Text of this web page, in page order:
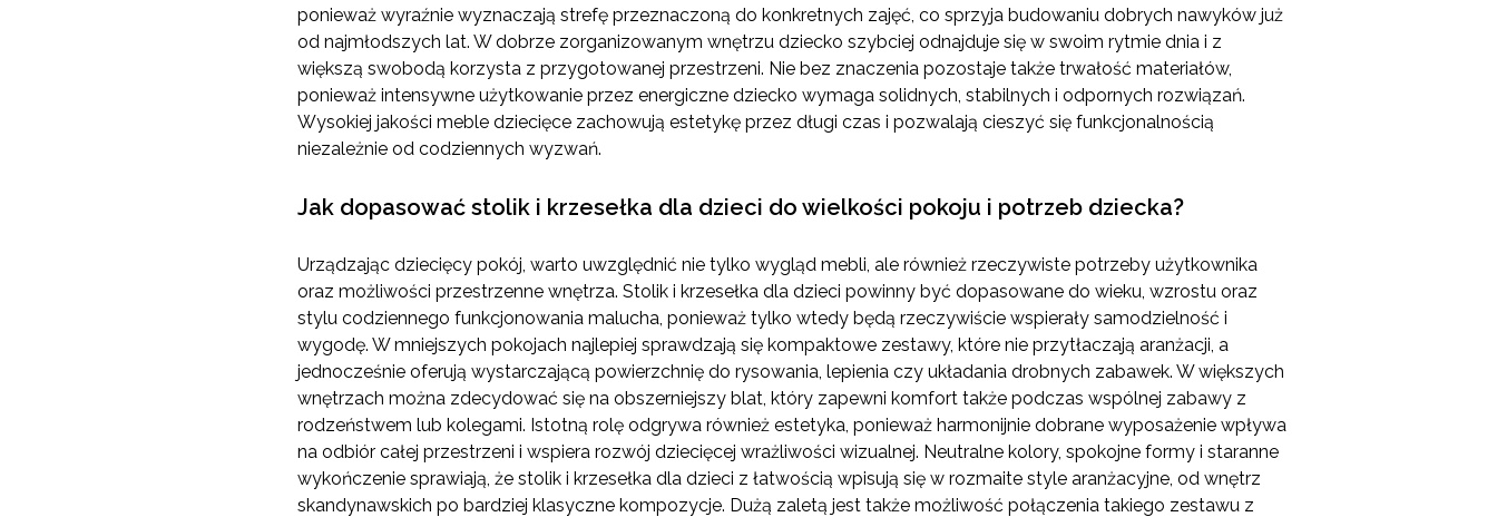
ponieważ wyraźnie wyznaczają strefę przeznaczoną do konkretnych zajęć, co sprzyja budowaniu dobrych nawyków już
od najmłodszych lat. W dobrze zorganizowanym wnętrzu dziecko szybciej odnajduje się w swoim rytmie dnia i z
większą swobodą korzysta z przygotowanej przestrzeni. Nie bez znaczenia pozostaje także trwałość materiałów,
ponieważ intensywne użytkowanie przez energiczne dziecko wymaga solidnych, stabilnych i odpornych rozwiązań.
Wysokiej jakości meble dziecięce zachowują estetykę przez długi czas i pozwalają cieszyć się funkcjonalnością
niezależnie od codziennych wyzwań.
Jak dopasować stolik i krzesełka dla dzieci do wielkości pokoju i potrzeb dziecka?
Urządzając dziecięcy pokój, warto uwzględnić nie tylko wygląd mebli, ale również rzeczywiste potrzeby użytkownika
oraz możliwości przestrzenne wnętrza. Stolik i krzesełka dla dzieci powinny być dopasowane do wieku, wzrostu oraz
stylu codziennego funkcjonowania malucha, ponieważ tylko wtedy będą rzeczywiście wspierały samodzielność i
wygodę. W mniejszych pokojach najlepiej sprawdzają się kompaktowe zestawy, które nie przytłaczają aranżacji, a
jednocześnie oferują wystarczającą powierzchnię do rysowania, lepienia czy układania drobnych zabawek. W większych
wnętrzach można zdecydować się na obszerniejszy blat, który zapewni komfort także podczas wspólnej zabawy z
rodzeństwem lub kolegami. Istotną rolę odgrywa również estetyka, ponieważ harmonijnie dobrane wyposażenie wpływa
na odbiór całej przestrzeni i wspiera rozwój dziecięcej wrażliwości wizualnej. Neutralne kolory, spokojne formy i staranne
wykończenie sprawiają, że stolik i krzesełka dla dzieci z łatwością wpisują się w rozmaite style aranżacyjne, od wnętrz
skandynawskich po bardziej klasyczne kompozycje. Dużą zaletą jest także możliwość połączenia takiego zestawu z